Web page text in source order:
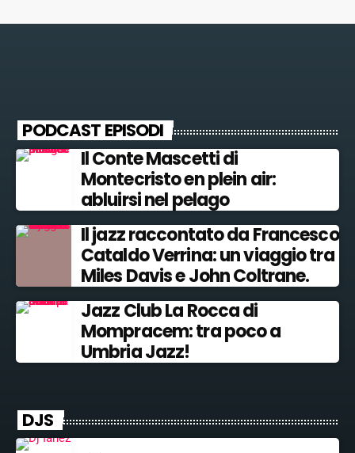
PODCAST EPISODI
Il Conte Mascetti di
Montecristo en plein air:
abluirsi nel pelago
Il jazz raccontato da Francesco
Cataldo Verrina: un viaggio tra
Miles Davis e John Coltrane.
Jazz Club La Rocca di
Mompracem: tra poco a
Umbria Jazz!
DJS